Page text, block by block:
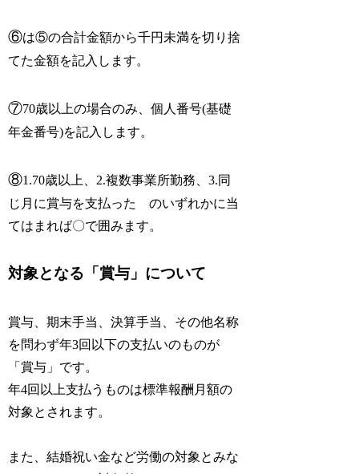
⑥は⑤の合計金額から千円未満を切り捨
てた金額を記入します。
⑦70歳以上の場合のみ、個人番号(基礎
年金番号)を記入します。
⑧1.70歳以上、2.複数事業所勤務、3.同
じ月に賞与を支払った のいずれかに当
てはまれば〇で囲みます。
対象となる「賞与」について
賞与、期末手当、決算手当、その他名称
を問わず年3回以下の支払いのものが
「賞与」です。
年4回以上支払うものは標準報酬月額の
対象とされます。
また、結婚祝い金など労働の対象とみな